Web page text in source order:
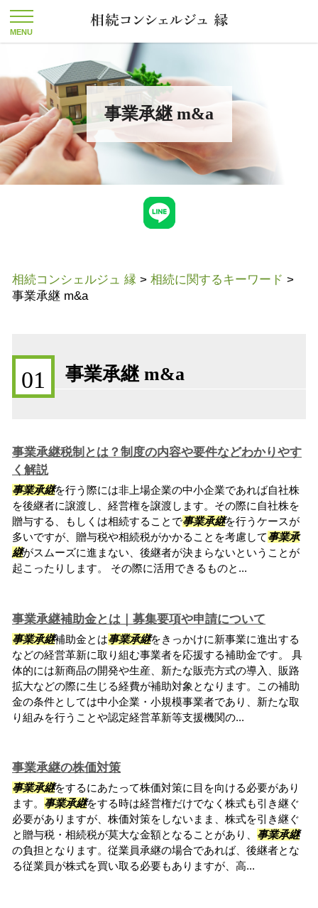
事業承継 m&a
相続コンシェルジュ 縁 > 相続に関するキーワード >
事業承継 m&a
01 事業承継 m&a
事業承継税制とは？制度の内容や要件などわかりやす
く解説
事業承継を行う際には非上場企業の中小企業であれば自社株
を後継者に譲渡し、経営権を譲渡します。その際に自社株を
贈与する、もしくは相続することで事業承継を行うケースが
多いですが、贈与税や相続税がかかることを考慮して事業承
継がスムーズに進まない、後継者が決まらないということが
起こったりします。 その際に活用できるものと...
事業承継補助金とは｜募集要項や申請について
事業承継補助金とは事業承継をきっかけに新事業に進出する
などの経営革新に取り組む事業者を応援する補助金です。 具
体的には新商品の開発や生産、新たな販売方式の導入、販路
拡大などの際に生じる経費が補助対象となります。この補助
金の条件としては中小企業・小規模事業者であり、新たな取
り組みを行うことや認定経営革新等支援機関の...
事業承継の株価対策
事業承継をするにあたって株価対策に目を向ける必要があり
ます。 事業承継をする時は経営権だけでなく株式も引き継ぐ
必要がありますが、株価対策をしないまま、株式を引き継ぐ
と贈与税・相続税が莫大な金額となることがあり、 事業承継
の負担となります。従業員承継の場合であれば、後継者とな
る従業員が株式を買い取る必要もありますが、高...